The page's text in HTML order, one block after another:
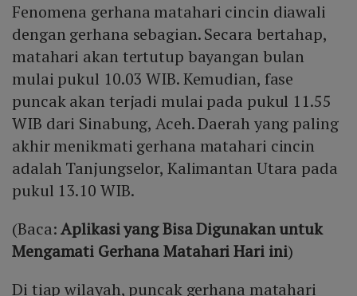
Fenomena gerhana matahari cincin diawali
dengan gerhana sebagian. Secara bertahap,
matahari akan tertutup bayangan bulan
mulai pukul 10.03 WIB. Kemudian, fase
puncak akan terjadi mulai pada pukul 11.55
WIB dari Sinabung, Aceh. Daerah yang paling
akhir menikmati gerhana matahari cincin
adalah Tanjungselor, Kalimantan Utara pada
pukul 13.10 WIB.
(Baca:Aplikasi yang Bisa Digunakan untuk
Mengamati Gerhana Matahari Hari ini)
Di tiap wilayah, puncak gerhana matahari